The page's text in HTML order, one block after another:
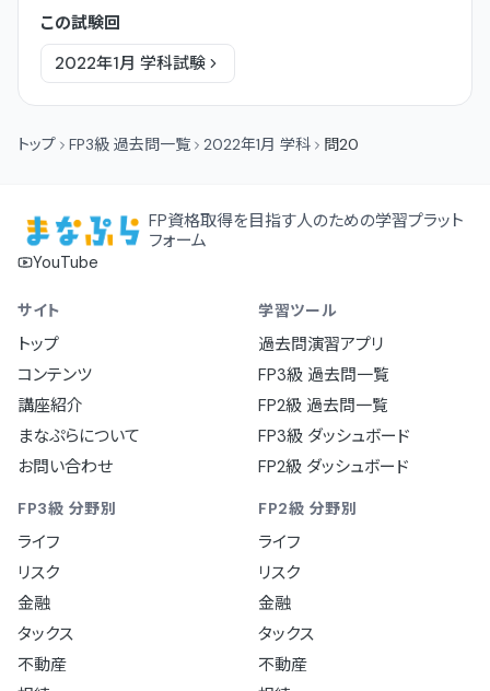
この試験回
2022年1月 学科試験
トップ FP3級 過去問一覧 2022年1月 学科 問20
FP資格取得を目指す人のための学習プラット
フォーム
YouTube
サイト
トップ
コンテンツ
講座紹介
まなぷらについて
お問い合わせ
学習ツール
過去問演習アプリ
FP3級 過去問一覧
FP2級 過去問一覧
FP3級 ダッシュボード
FP2級 ダッシュボード
FP3級 分野別
ライフ
リスク
金融
タックス
不動産
FP2級 分野別
ライフ
リスク
金融
タックス
不動産